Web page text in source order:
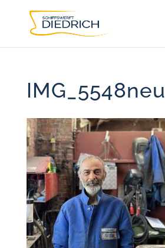
IMG_5548neu